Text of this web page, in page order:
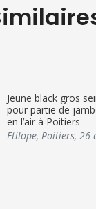
Jeune black gros
pour partie de
en l’air à Poitiers
Etilope, Poitiers, 26